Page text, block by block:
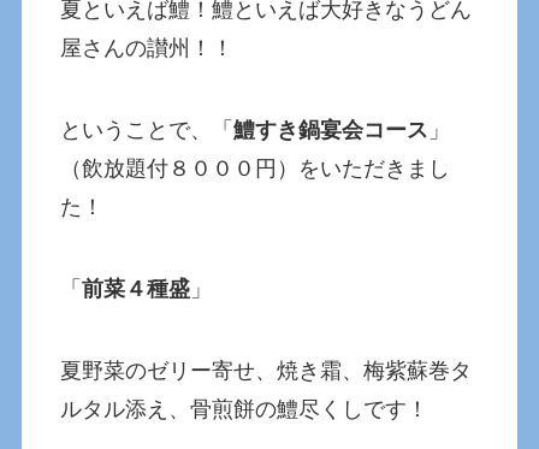
夏といえば鱧！鱧といえば大好きなうどん
屋さんの讃州！！
ということで、「鱧すき鍋宴会コース 」
（飲放題付８０００円）をいただきまし
た！
「前菜４種盛 」
夏野菜のゼリー寄せ、焼き霜、梅紫蘇巻タ
ルタル添え、骨煎餅の鱧尽くしです！